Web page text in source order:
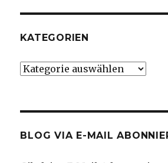
KATEGORIEN
Kategorien
BLOG VIA E-MAIL